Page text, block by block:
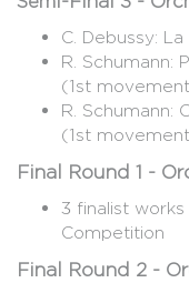
C. Debussy:
R. Schumann:
(1st
R. Schumann:
(1st
Final Round 1 -
3 finalist
Competition
Final Round 2 -